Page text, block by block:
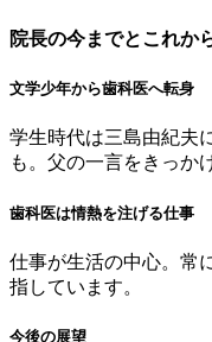
院長の今までとこれか
文学少年から歯科医へ転身
学生時代は三島由紀夫
も。父の一言をきっか
歯科医は情熱を注げる仕事
仕事が生活の中心。常
指しています。
今後の展望